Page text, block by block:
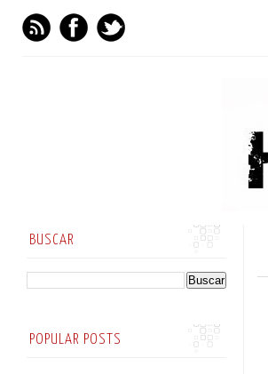
BUSCAR
POPULAR POSTS